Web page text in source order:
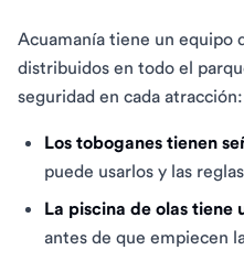
Acuamanía tiene un equipo
distribuidos en todo el
seguridad en cada atracción:
Los toboganes tienen
puede usarlos y las
La piscina de olas tiene
antes de que empiecen